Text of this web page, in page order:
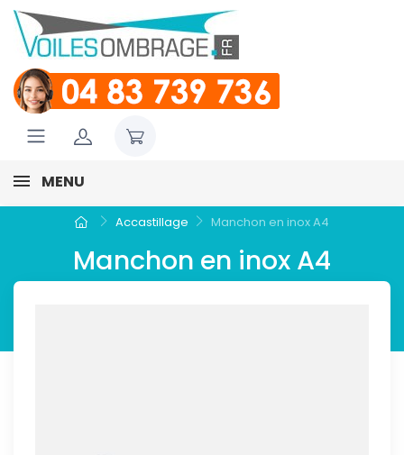
MENU
Accastillage Manchon en inox A4
Manchon en inox A4